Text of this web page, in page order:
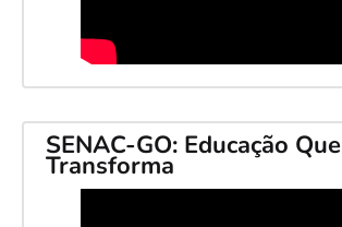
SENAC-GO: Educação Que
Transforma